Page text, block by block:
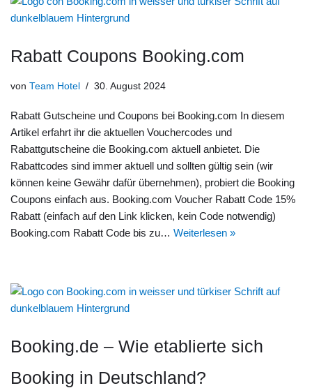
Rabatt Coupons Booking.com
von Team Hotel 30. August 2024
Rabatt Gutscheine und Coupons bei Booking.com In diesem
Artikel erfahrt ihr die aktuellen Vouchercodes und
Rabattgutscheine die Booking.com aktuell anbietet. Die
Rabattcodes sind immer aktuell und sollten gültig sein (wir
können keine Gewähr dafür übernehmen), probiert die Booking
Coupons einfach aus. Booking.com Voucher Rabatt Code 15%
Rabatt (einfach auf den Link klicken, kein Code notwendig)
Booking.com Rabatt Code bis zu… Weiterlesen »
Booking.de – Wie etablierte sich
Booking in Deutschland?